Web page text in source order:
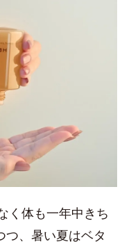
く体も一年中きち
、暑い夏はベタ